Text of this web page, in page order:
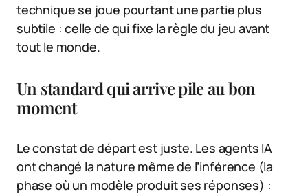
technique se joue pourtant une partie plus
subtile : celle de qui fixe la règle du jeu avant
tout le monde.
Un standard qui arrive pile au bon
moment
Le constat de départ est juste. Les agents IA
ont changé la nature même de l’inférence (la
phase où un modèle produit ses réponses) :